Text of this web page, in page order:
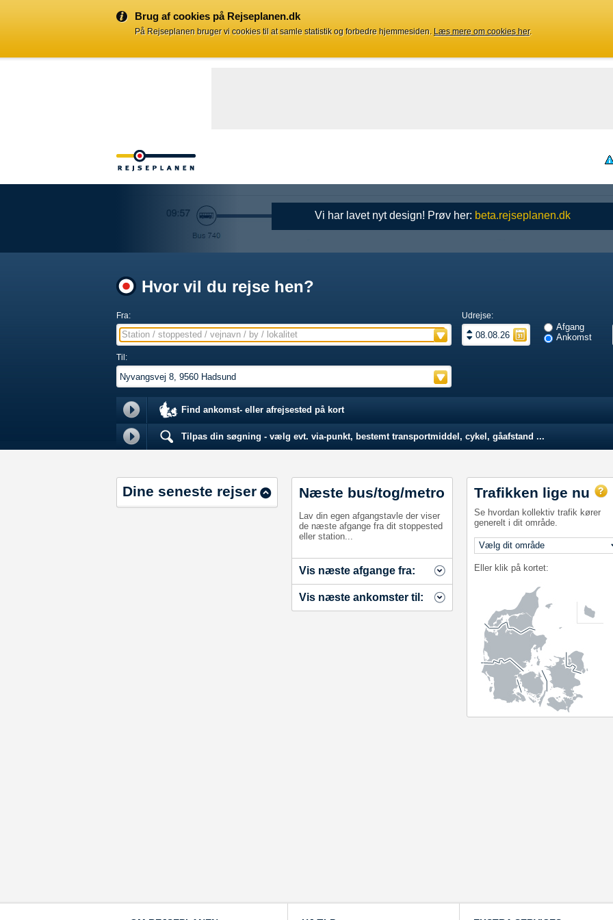
Brug af cookies på Rejseplanen.dk
På Rejseplanen bruger vi cookies til at samle statistik og forbedre hjemmesiden. Læs mere om cookies her.
Vi har lavet nyt design! Prøv her: beta.rejseplanen.dk
Hvor vil du rejse hen?
Fra:
Station / stoppested / vejnavn / by / lokalitet
Udrejse:
Afgang
Ankomst
Til:
Find ankomst- eller afrejsested på kort
Tilpas din søgning - vælg evt. via-punkt, bestemt transportmiddel, cykel, gåafstand ...
Dine seneste rejser Næste bus/tog/metro
Lav din egen afgangstavle der viser
de næste afgange fra dit stoppested
eller station...
Vis næste afgange fra:
Vis næste ankomster til:
Trafikken lige nu
Se hvordan kollektiv trafik kører
generelt i dit område.
Eller klik på kortet: